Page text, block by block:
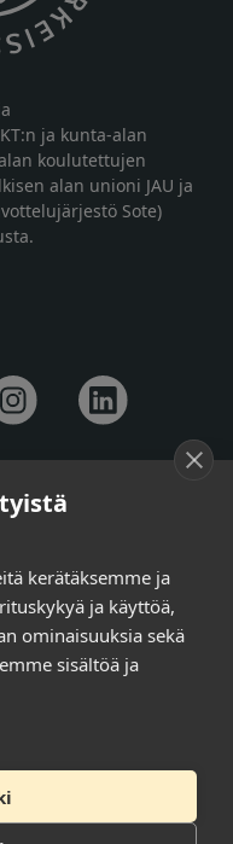
ja kunta-alan
koulutettujen
alan unioni JAU ja
Sote)
kerätäksemme ja
ja käyttöä,
ominaisuuksia sekä
sisältöä ja